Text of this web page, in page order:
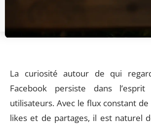
La curiosité autour de qui
Facebook persiste dans
utilisateurs. Avec le flux constant
likes et de partages, il est naturel